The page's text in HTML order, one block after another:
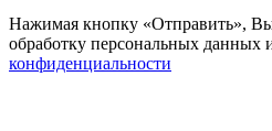
Нажимая кнопку «Отправить», Вы
обработку персональных данных
конфиденциальности